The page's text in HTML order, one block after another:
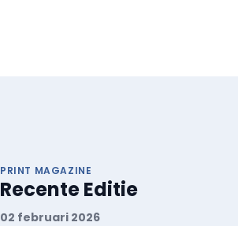
PRINT MAGAZINE
Recente Editie
02 februari 2026